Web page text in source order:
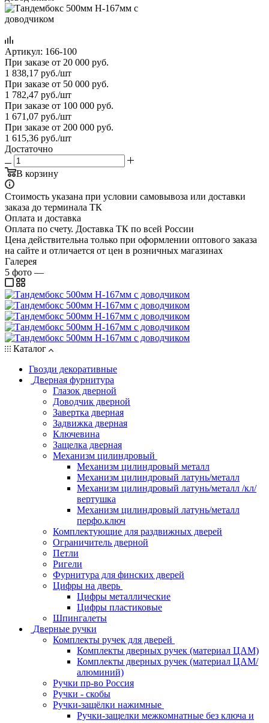
Артикул: 166-100
При заказе от 20 000 руб.
1 838,17 руб./шт
При заказе от 50 000 руб.
1 782,47 руб./шт
При заказе от 100 000 руб.
1 671,07 руб./шт
При заказе от 200 000 руб.
1 615,36 руб./шт
Достаточно
В корзину
Стоимость указана при условии самовывоза или доставки
заказа до терминала ТК
Оплата и доставка
Оплата по счету. Доставка ТК по всей России
Цена действительна только при оформлении оптового заказа
на сайте и отличается от цен в розничных магазинах
Галерея
5 фото —
Каталог
Гвозди декоративные
Дверная фурнитура
Глазок дверной
Доводчик дверной
Завертка дверная
Задвижка дверная
Ключевина
Защелка дверная
Механизм цилиндровый
Механизм цилиндровый металл
Механизм цилиндровый латунь/металл
Механизм цилиндровый латунь/металл /кл/
вертушка
Механизм цилиндровый латунь/металл
перфо.ключ
Комплектующие для раздвижных дверей
Ограничитель дверной
Петли
Ригели
Фурнитура для финских дверей
Цифры на дверь
Цифры металлические
Цифры пластиковые
Шпингалеты
Дверные ручки
Комплекты ручек для дверей
Комплекты дверных ручек (материал ЦАМ)
Комплекты дверных ручек (материал ЦАМ/
алюминий)
Ручки пр-во Россия
Ручки - скобы
Ручки-защёлки нажимные
Ручки-защелки межкомнатные без ключа и